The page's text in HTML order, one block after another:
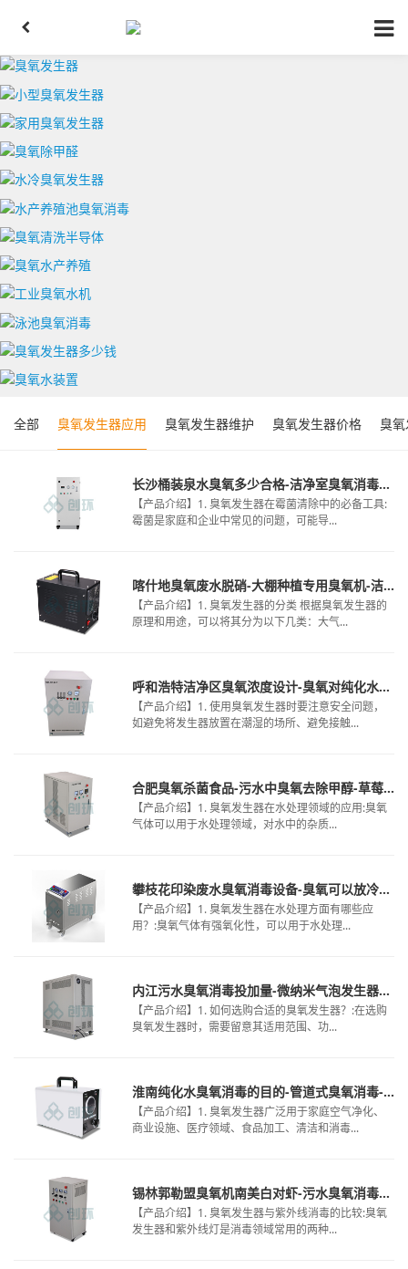
全部 臭氧发生器应用 臭氧发生器维护 臭氧发生器价格 臭
长沙桶装泉水臭氧多少合格-洁净室臭氧消毒标准-臭氧污水处理原来
【产品介绍】1. 臭氧发生器在霉菌清除中的必备工具:
霉菌是家庭和企业中常见的问题，可能导...
喀什地臭氧废水脱硝-大棚种植专用臭氧机-洁净服臭氧灭菌
【产品介绍】1. 臭氧发生器的分类 根据臭氧发生器的
原理和用途，可以将其分为以下几类：大气...
呼和浩特洁净区臭氧浓度设计-臭氧对纯化水消毒-臭氧纯水杀菌
【产品介绍】1. 使用臭氧发生器时要注意安全问题，
如避免将发生器放置在潮湿的场所、避免接触...
合肥臭氧杀菌食品-污水中臭氧去除甲醇-草莓大棚臭氧使用
【产品介绍】1. 臭氧发生器在水处理领域的应用:臭氧
气体可以用于水处理领域，对水中的杂质...
攀枝花印染废水臭氧消毒设备-臭氧可以放冷库吗-桶装水臭氧处理
【产品介绍】1. 臭氧发生器在水处理方面有哪些应
用？:臭氧气体有强氧化性，可以用于水处理...
内江污水臭氧消毒投加量-微纳米气泡发生器臭氧-臭氧化废水处理特点
【产品介绍】1. 如何选购合适的臭氧发生器？:在选购
臭氧发生器时，需要留意其适用范围、功...
淮南纯化水臭氧消毒的目的-管道式臭氧消毒-纯化水臭氧消毒残留限度
【产品介绍】1. 臭氧发生器广泛用于家庭空气净化、
商业设施、医疗领域、食品加工、清洁和消毒...
锡林郭勒盟臭氧机南美白对虾-污水臭氧消毒装置型号-臭氧可以放在冷库上吗
【产品介绍】1. 臭氧发生器与紫外线消毒的比较:臭氧
发生器和紫外线灯是消毒领域常用的两种...